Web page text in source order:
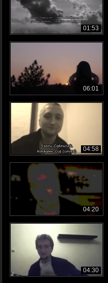
01:53
06:01
04:58
04:20
04:30